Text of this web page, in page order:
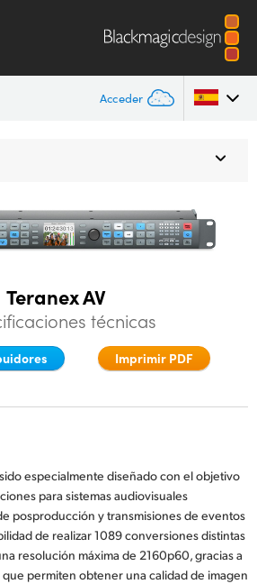
Acceder
China
Teranex AV
técnicas
Imprimir PDF
especialmente diseñado con el objetivo
para sistemas audiovisuales
posproducción y transmisiones de eventos
de realizar 1089 conversiones distintas
resolución máxima de 2160p60, gracias a
permiten obtener una calidad de imagen